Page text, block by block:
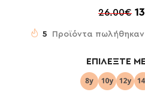
26.00€
5 Προϊόντα
ΕΠΙΛΈΞΤΕ